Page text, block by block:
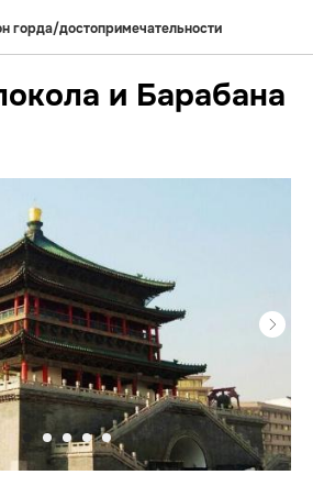
горда/достопримечательности
и Барабана